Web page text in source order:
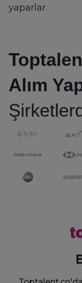
yaparlar.
Alım